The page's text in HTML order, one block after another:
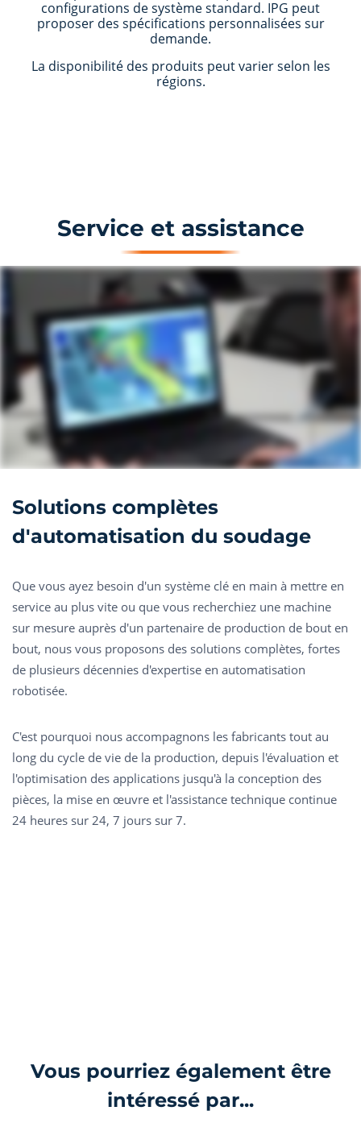
configurations de système standard. IPG peut
proposer des spécifications personnalisées sur
demande.
La disponibilité des produits peut varier selon les
régions.
Service et assistance
Solutions complètes
d'automatisation du soudage
Que vous ayez besoin d'un système clé en main à mettre en
service au plus vite ou que vous recherchiez une machine
sur mesure auprès d'un partenaire de production de bout en
bout, nous vous proposons des solutions complètes, fortes
de plusieurs décennies d'expertise en automatisation
robotisée.
C'est pourquoi nous accompagnons les fabricants tout au
long du cycle de vie de la production, depuis l'évaluation et
l'optimisation des applications jusqu'à la conception des
pièces, la mise en œuvre et l'assistance technique continue
24 heures sur 24, 7 jours sur 7.
Vous pourriez également être
intéressé par...